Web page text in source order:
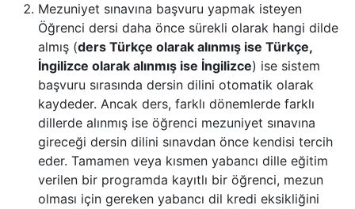
Mezuniyet sınavına başvuru yapmak isteyen
Öğrenci dersi daha önce sürekli olarak hangi dilde
almış (ders Türkçe olarak alınmış ise Türkçe,
İngilizce olarak alınmış ise İngilizce) ise sistem
başvuru sırasında dersin dilini otomatik olarak
kaydeder. Ancak ders, farklı dönemlerde farklı
dillerde alınmış ise öğrenci mezuniyet sınavına
gireceği dersin dilini sınavdan önce kendisi tercih
eder. Tamamen veya kısmen yabancı dille eğitim
verilen bir programda kayıtlı bir öğrenci, mezun
olması için gereken yabancı dil kredi eksikliğini